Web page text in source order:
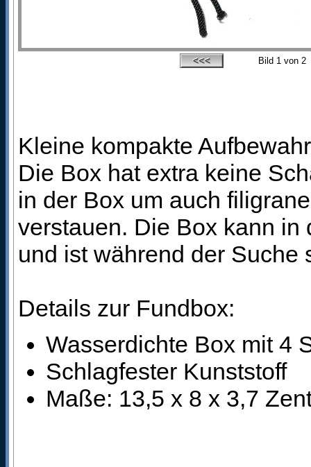
Bild 1von 2
Kleine kompakte
Die Box hat extra keine
in der Box um auch
verstauen. Die Box kann
und ist während der Suche
Details zur Fundbox:
Wasserdichte Box mit 4
Schlagfester Kunststoff
Maße: 13,5 x 8 x 3,7